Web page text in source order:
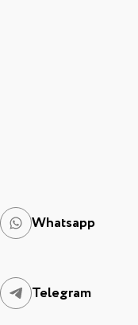
Whatsapp
Telegram